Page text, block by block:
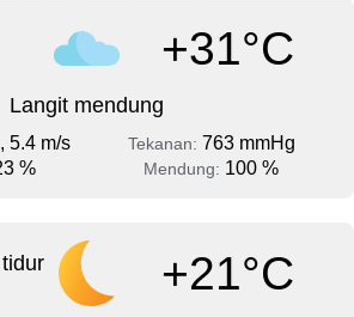
+31°C
Langit mendung
5.4 m/s Tekanan: 763 mmHg
% Mendung: 100 %
+21°C